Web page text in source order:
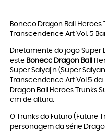
Boneco Dragon Ball Heroes
Transcendence Art Vol. 5
Diretamente do jogo Super
este Boneco Dragon Ball
Super Saiyajin (Super
Transcendence Art Vol.5
Dragon Ball Heroes Trunks
cm de altura.
O Trunks do Futuro (Future
personagem da série